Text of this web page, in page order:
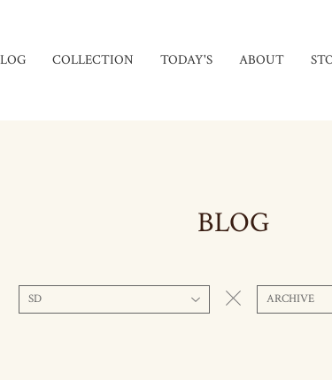
COLLECTION TODAY'S ABOUT
BLOG
SD ARCHIVE